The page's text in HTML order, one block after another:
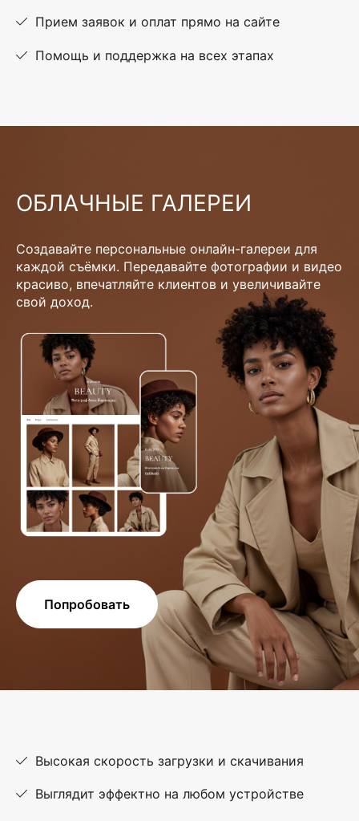
Прием заявок и оплат прямо на сайте
Помощь и поддержка на всех этапах
ОБЛАЧНЫЕ ГАЛЕРЕИ
Создавайте персональные онлайн-галереи для
каждой съёмки. Передавайте фотографии и видео
красиво, впечатляйте клиентов и увеличивайте
свой доход.
Попробовать
Высокая скорость загрузки и скачивания
Выглядит эффектно на любом устройстве